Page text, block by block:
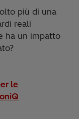
più di una
reali
ha un impatto
le